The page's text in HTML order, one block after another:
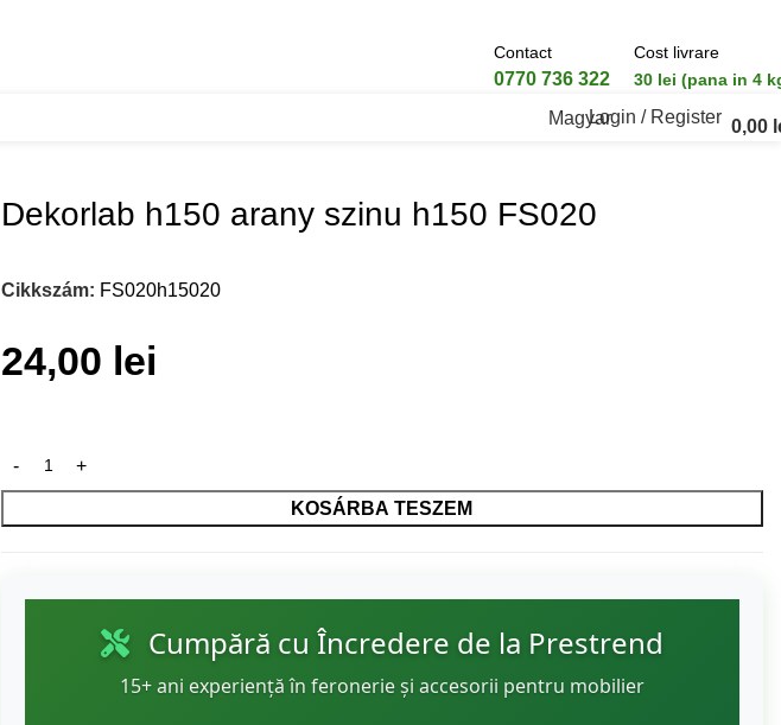
Contact
0770 736 322
Cost livrare
30 lei (pana in 4
MagyarLogin / Register 0,00
Dekorlab h150 arany szinu h150 FS020
Cikkszám: FS020h15020
24,00 lei
KOSÁRBA TESZEM
Cumpără cu Încredere de la Prestrend
15+ ani experiență în feronerie și accesorii pentru mobilier